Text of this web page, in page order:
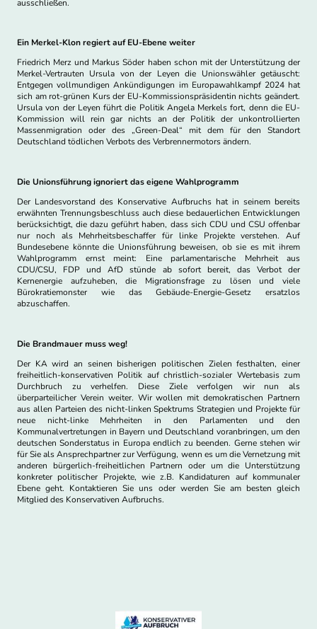
ausschließen.
Ein Merkel-Klon regiert auf EU-Ebene weiter
Friedrich Merz und Markus Söder haben schon mit der Unterstützung der
Merkel-Vertrauten Ursula von der Leyen die Unionswähler getäuscht:
Entgegen vollmundigen Ankündigungen im Europawahlkampf 2024 hat
sich am rot-grünen Kurs der EU-Kommissionspräsidentin nichts geändert.
Ursula von der Leyen führt die Politik Angela Merkels fort, denn die EU-
Kommission will rein gar nichts an der Politik der unkontrollierten
Massenmigration oder des „Green-Deal“ mit dem für den Standort
Deutschland tödlichen Verbots des Verbrennermotors ändern.
Die Unionsführung ignoriert das eigene Wahlprogramm
Der Landesvorstand des Konservative Aufbruchs hat in seinem bereits
erwähnten Trennungsbeschluss auch diese bedauerlichen Entwicklungen
berücksichtigt, die dazu geführt haben, dass sich CDU und CSU offenbar
nur noch als Mehrheitsbeschaffer für linke Projekte verstehen. Auf
Bundesebene könnte die Unionsführung beweisen, ob sie es mit ihrem
Wahlprogramm ernst meint: Eine parlamentarische Mehrheit aus
CDU/CSU, FDP und AfD stünde ab sofort bereit, das Verbot der
Kernenergie aufzuheben, die Migrationsfrage zu lösen und viele
Bürokratiemonster wie das Gebäude-Energie-Gesetz ersatzlos
abzuschaffen.
Die Brandmauer muss weg!
Der KA wird an seinen bisherigen politischen Zielen festhalten, einer
freiheitlich-konservativen Politik auf christlich-sozialer Wertebasis zum
Durchbruch zu verhelfen. Diese Ziele verfolgen wir nun als
überparteilicher Verein weiter. Wir wollen mit demokratischen Partnern
aus allen Parteien des nicht-linken Spektrums Strategien und Projekte für
neue nicht-linke Mehrheiten in den Parlamenten und den
Kommunalvertretungen in Bayern und Deutschland voranbringen, um den
deutschen Sonderstatus in Europa endlich zu beenden. Gerne stehen wir
für Sie als Ansprechpartner zur Verfügung, wenn es um die Vernetzung mit
anderen bürgerlich-freiheitlichen Partnern oder um die Unterstützung
konkreter politischer Projekte, wie z.B. Kandidaturen auf kommunaler
Ebene geht. Kontaktieren Sie uns oder werden Sie am besten gleich
Mitglied des Konservativen Aufbruchs.